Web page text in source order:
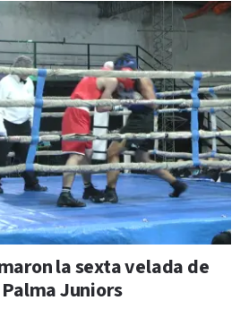
la sexta velada de
Juniors